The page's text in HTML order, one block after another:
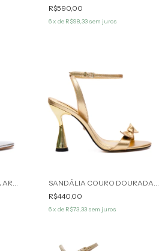
R$590,00
6x de R$98,33 sem juros
R$440,00
6x de R$73,33 sem juros